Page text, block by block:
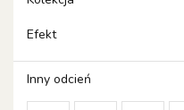
Efekt
Inny odcień